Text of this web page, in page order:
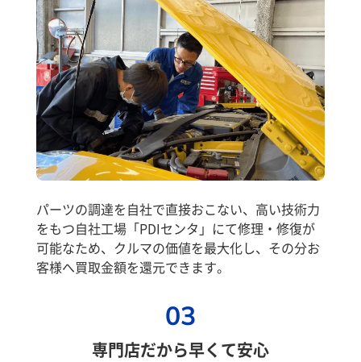
パーツの調達を自社で直接おこない、高い技術力
をもつ自社工場「PDIセンタ」にて修理・修復が
可能なため、クルマの価値を最大化し、その分お
客様へ買取金額を還元できます。
03
専門店だから早くて安心